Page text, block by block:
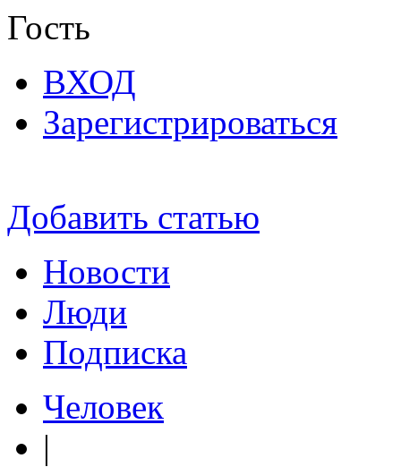
Гость
ВХОД
Зарегистрироваться
Добавить статью
Новости
Люди
Подписка
Человек
|